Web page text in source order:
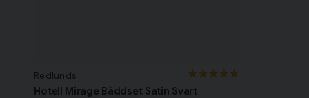
Redlunds
Hotell Mirage Bäddset Satin Svart